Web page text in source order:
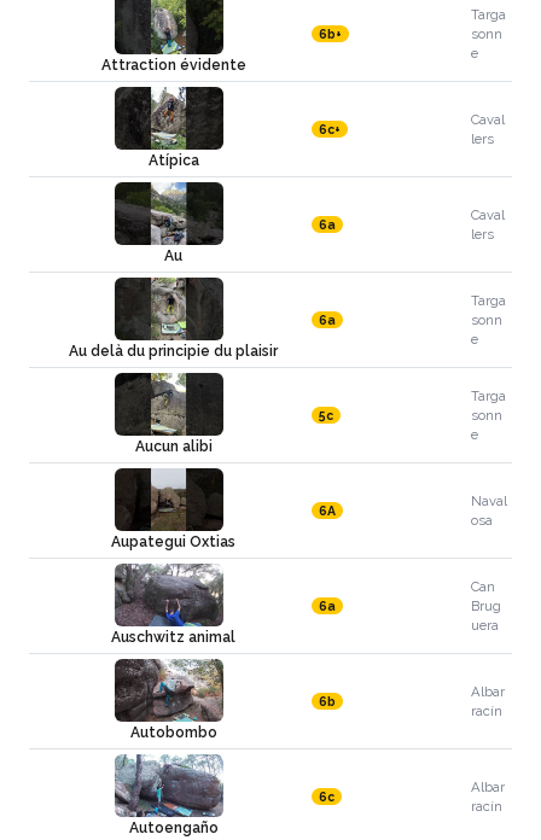
Attraction évidente
6b+
Targa
sonn
e
Atípica
6c+
Caval
lers
Au
6a
Caval
lers
Au delà du principie du plaisir
6a
Targa
sonn
e
Aucun alibi
5c
Targa
sonn
e
Aupategui Oxtias
6A
Naval
osa
Auschwitz animal
6a
Can
Brug
uera
Autobombo
6b
Albar
racín
Autoengaño
6c
Albar
racín